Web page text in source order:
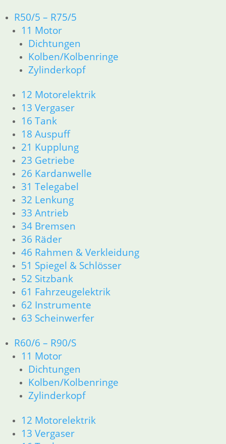
R50/5 – R75/5
11 Motor
Dichtungen
Kolben/Kolbenringe
Zylinderkopf
12 Motorelektrik
13 Vergaser
16 Tank
18 Auspuff
21 Kupplung
23 Getriebe
26 Kardanwelle
31 Telegabel
32 Lenkung
33 Antrieb
34 Bremsen
36 Räder
46 Rahmen & Verkleidung
51 Spiegel & Schlösser
52 Sitzbank
61 Fahrzeugelektrik
62 Instrumente
63 Scheinwerfer
R60/6 – R90/S
11 Motor
Dichtungen
Kolben/Kolbenringe
Zylinderkopf
12 Motorelektrik
13 Vergaser
Shop
Ersatzteile nach Modell
Zubehör und Wartung
Products
search
Alle Preise inkl. der gesetzl. MwSt. und zzgl. Versand_
Service
Kontakt
Warenkorb
Mein Konto
Links
Newsletter Anmeldung
Newsletter Abmeldung
Information
Impressum
AGB
Datenschutzerklärung
Cookie-Richtlinie (EU)
Widerrufsbelehrung
Vertrag widerrufen
Teilesuche und Referenzummern
Ersatzteilsuche.